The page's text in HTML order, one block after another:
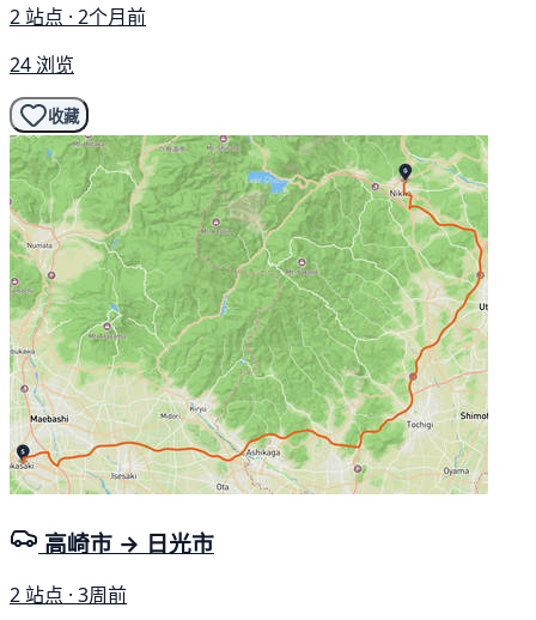
2 站点 · 2个月前
24 浏览
收藏
高崎市 → 日光市
2 站点 · 3周前